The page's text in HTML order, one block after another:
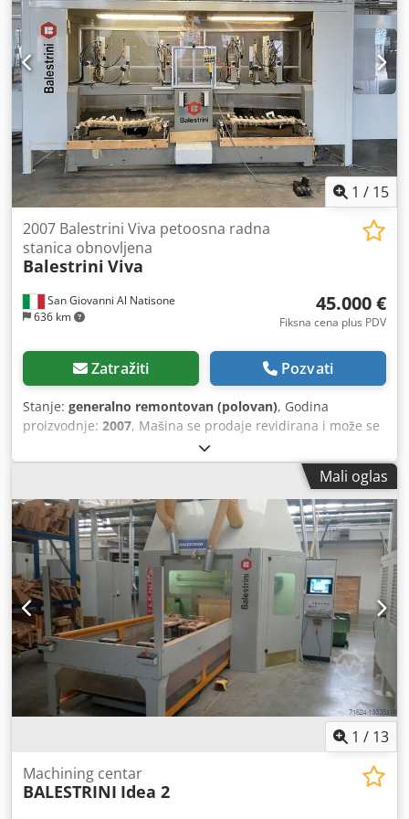
1 / 15
San Giovanni Al Natisone
636 km
2007 Balestrini Viva petoosna radna
stanica obnovljena
Balestrini Viva
45.000 €
Fiksna cena plus PDV
Zatražiti Pozvati
Stanje: generalno remontovan (polovan), Godina
proizvodnje: 2007, Mašina se prodaje revidirana i može se
isprobati u našem magacinu. Cena EXW, montaža nije
uključena. Dodpfsxbgmwsx Aanock Rok isporuke: 75 dana
Mali oglas
1 / 13
Machining centar
BALESTRINI Idea 2